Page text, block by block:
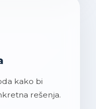
kako bi
rešenja.